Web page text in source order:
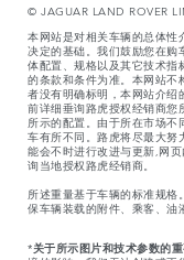
© JAGUAR LAND ROVER
本网站是对相关车辆的总体性
决定的基础。我们鼓励您在购
体配置、规格以及其它技术指
的条款和条件为准。本网站不
者没有明确标明，本网站介绍
前详细垂询路虎授权经销商您
所示的配置。由于所在市场
车有所不同。路虎将尽最大努
能会不时进行改进与更新,网
询当地授权路虎经销商。
所述重量基于车辆的标准规
保车辆装载的附件、乘客、油
*关于所示图片和技术参数的重